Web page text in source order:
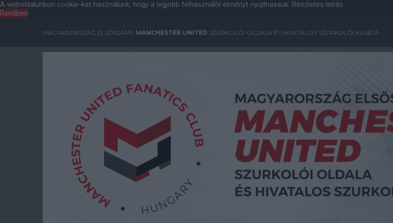
A weboldalunkon cookie-kat használunk, hogy a legjobb felhasználói élményt nyújthassuk. Részletes leírás
Rendben
MAGYARORSZÁG ELSŐSZÁMÚ MANCHESTER UNITED SZURKOLÓI OLDALA ÉS HIVATALOS SZURKOLÓI KLUBJA